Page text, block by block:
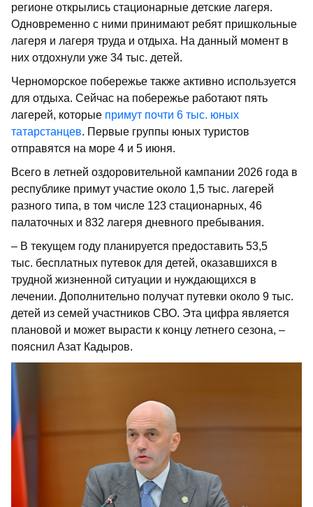
регионе открылись стационарные детские лагеря.
Одновременно с ними принимают ребят пришкольные
лагеря и лагеря труда и отдыха. На данный момент в
них отдохнули уже 34 тыс. детей.
Черноморское побережье также активно используется
для отдыха. Сейчас на побережье работают пять
лагерей, которые примут почти 6 тыс. юных
татарстанцев. Первые группы юных туристов
отправятся на море 4 и 5 июня.
Всего в летней оздоровительной кампании 2026 года в
республике примут участие около 1,5 тыс. лагерей
разного типа, в том числе 123 стационарных, 46
палаточных и 832 лагеря дневного пребывания.
– В текущем году планируется предоставить 53,5
тыс. бесплатных путевок для детей, оказавшихся в
трудной жизненной ситуации и нуждающихся в
лечении. Дополнительно получат путевки около 9 тыс.
детей из семей участников СВО. Эта цифра является
плановой и может вырасти к концу летнего сезона, –
пояснил Азат Кадыров.